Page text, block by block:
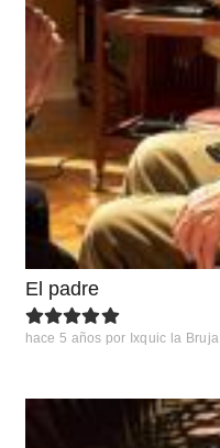
El padre
hace 5 años por Ixquic la Bruja